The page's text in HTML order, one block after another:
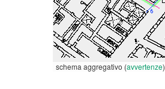
schema aggregativo (avvertenze)